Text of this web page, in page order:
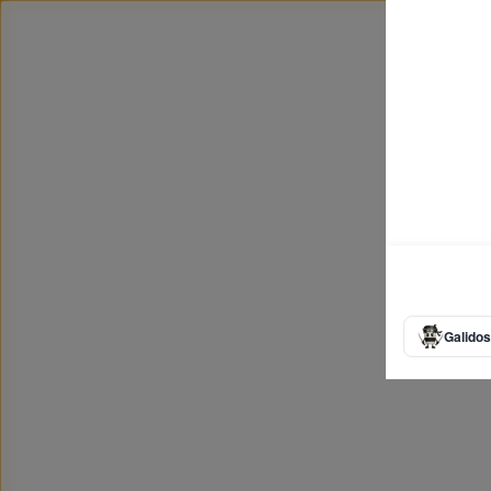
Galidos